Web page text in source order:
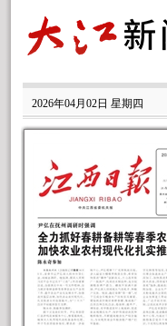
2026年04月02日 星期四